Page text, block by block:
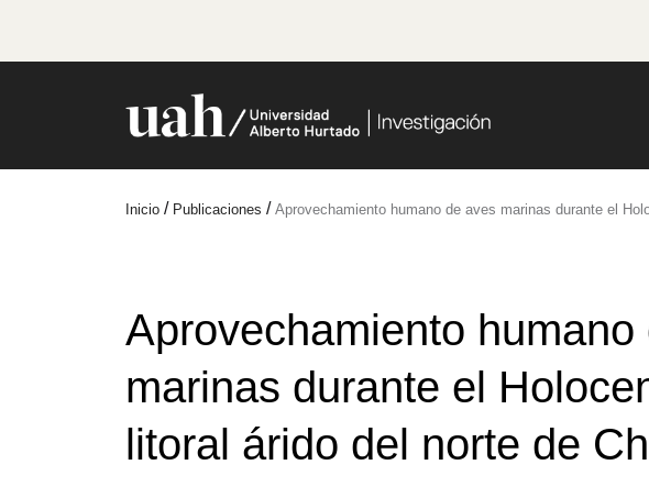
Inicio / Publicaciones / Aprovechamiento humano de aves marinas durante el
Aprovechamiento humano
marinas durante el
litoral árido del norte de